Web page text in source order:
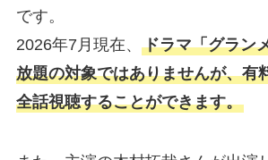
です。
2026年7月現在、 ドラマ「グラン
放題の対象ではありませんが、有
全話視聴することができます。